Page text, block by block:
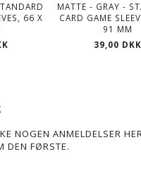
66 X
MATTE - GRAY -
CARD GAME
91 MM
39,00 DKK
NOGEN ANMELDELSER
DEN FØRSTE.